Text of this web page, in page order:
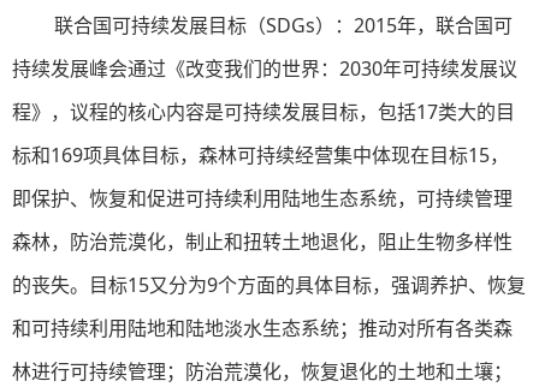
联合国可持续发展目标（SDGs）：2015年，联合国可
持续发展峰会通过《改变我们的世界：2030年可持续发展议
程》，议程的核心内容是可持续发展目标，包括17类大的目
标和169项具体目标，森林可持续经营集中体现在目标15，
即保护、恢复和促进可持续利用陆地生态系统，可持续管理
森林，防治荒漠化，制止和扭转土地退化，阻止生物多样性
的丧失。目标15又分为9个方面的具体目标，强调养护、恢复
和可持续利用陆地和陆地淡水生态系统；推动对所有各类森
林进行可持续管理；防治荒漠化，恢复退化的土地和土壤；